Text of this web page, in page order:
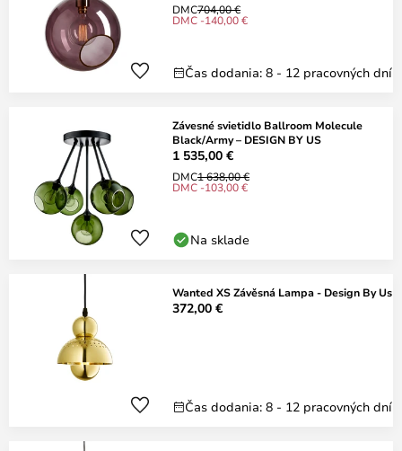
DMC704,00 €
DMC -140,00 €
Čas dodania: 8 - 12 pracovných dní
Závesné svietidlo Ballroom Molecule
Black/Army – DESIGN BY US
1 535,00 €
DMC1 638,00 €
DMC -103,00 €
Na sklade
Wanted XS Závěsná Lampa - Design By Us
372,00 €
Čas dodania: 8 - 12 pracovných dní